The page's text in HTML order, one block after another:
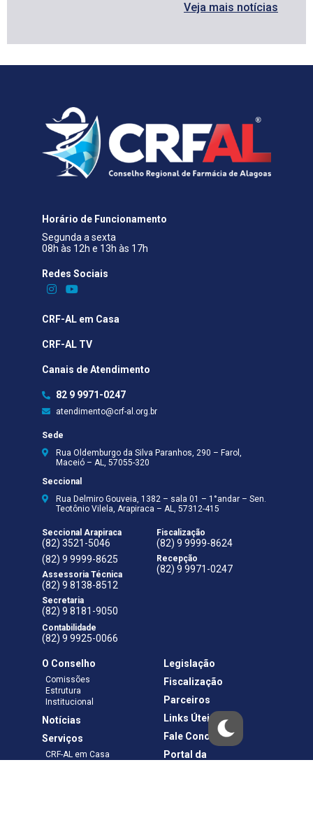
Veja mais notícias
Horário de Funcionamento
Segunda a sexta
08h às 12h e 13h às 17h
Redes Sociais​
CRF-AL em Casa
CRF-AL TV
Canais de Atendimento
82 9 9971-0247
atendimento@crf-al.org.br
Sede
Rua Oldemburgo da Silva Paranhos, 290 – Farol,
Maceió – AL, 57055-320
Seccional
Rua Delmiro Gouveia, 1382 – sala 01 – 1°andar – Sen.
Teotônio Vilela, Arapiraca – AL, 57312-415
Seccional Arapiraca
(82) 3521-5046
(82) 9 9999-8625
Assessoria Técnica
(82) 9 8138-8512
Secretaria
(82) 9 8181-9050
Contabilidade
(82) 9 9925-0066
Fiscalização
(82) 9 9999-8624
Recepção
(82) 9 9971-0247
O Conselho
Comissões
Estrutura
Institucional
Notícias
Serviços
CRF-AL em Casa
Legislação
Fiscalização
Parceiros
Links Úteis
Fale Conosco
Portal da